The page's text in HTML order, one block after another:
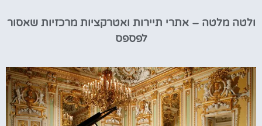
ולטה מלטה – אתרי תיירות ואטרקציות מרכזיות שאסור
לפספס